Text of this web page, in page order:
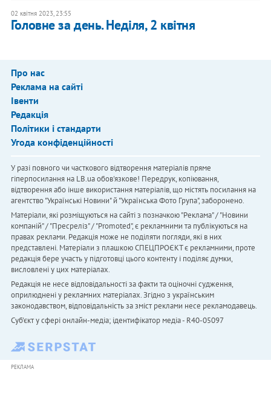
02 квітня 2023, 23:55
Головне за день. Неділя, 2 квітня
Про нас
Реклама на сайті
Івенти
Редакція
Політики і стандарти
Угода конфіденційності
У разі повного чи часткового відтворення матеріалів пряме
гіперпосилання на LB.ua обов'язкове! Передрук, копіювання,
відтворення або інше використання матеріалів, що містять посилання на
агентство "Українськi Новини" й "Українська Фото Група", заборонено.
Матеріали, які розміщуються на сайті з позначкою "Реклама" / "Новини
компаній" / "Пресреліз" / "Promoted", є рекламними та публікуються на
правах реклами. Редакція може не поділяти погляди, які в них
представлені. Матеріали з плашкою СПЕЦПРОЄКТ є рекламними, проте
редакція бере участь у підготовці цього контенту і поділяє думки,
висловлені у цих матеріалах.
Редакція не несе відповідальності за факти та оціночні судження,
оприлюднені у рекламних матеріалах. Згідно з українським
законодавством, відповідальність за зміст реклами несе рекламодавець.
Cуб'єкт у сфері онлайн-медіа; ідентифікатор медіа - R40-05097
РЕКЛАМА